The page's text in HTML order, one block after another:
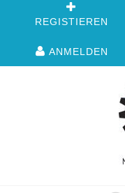
REGISTIEREN
ANMELDEN